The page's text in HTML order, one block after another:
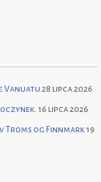
Vanuatu 28 lipca 2026
16 lipca 2026
Troms og Finnmark19